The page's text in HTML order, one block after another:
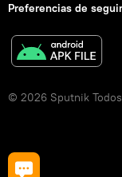
Preferencias de
© 2026 Sputnik